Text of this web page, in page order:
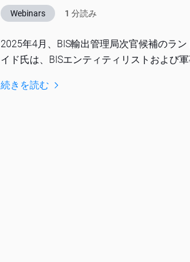
Webinars 1 分読み
2025年4月、BIS輸出管理局次官候補のラン
イド氏は、BISエンティティリストおよび
続きを読む